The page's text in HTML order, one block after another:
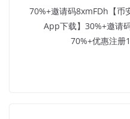
【KrpBit-App下载】70%+邀请码
App下载】30%+邀请
70%+优惠注